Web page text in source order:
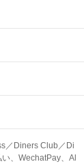
／Diners Club／Di
、WechatPay、Al